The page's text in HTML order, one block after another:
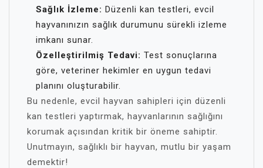
Sağlık İzleme: Düzenli kan testleri, evcil
hayvanınızın sağlık durumunu sürekli izleme
imkanı sunar.
Özelleştirilmiş Tedavi: Test sonuçlarına
göre, veteriner hekimler en uygun tedavi
planını oluşturabilir.
Bu nedenle, evcil hayvan sahipleri için düzenli
kan testleri yaptırmak, hayvanlarının sağlığını
korumak açısından kritik bir öneme sahiptir.
Unutmayın, sağlıklı bir hayvan, mutlu bir yaşam
demektir!